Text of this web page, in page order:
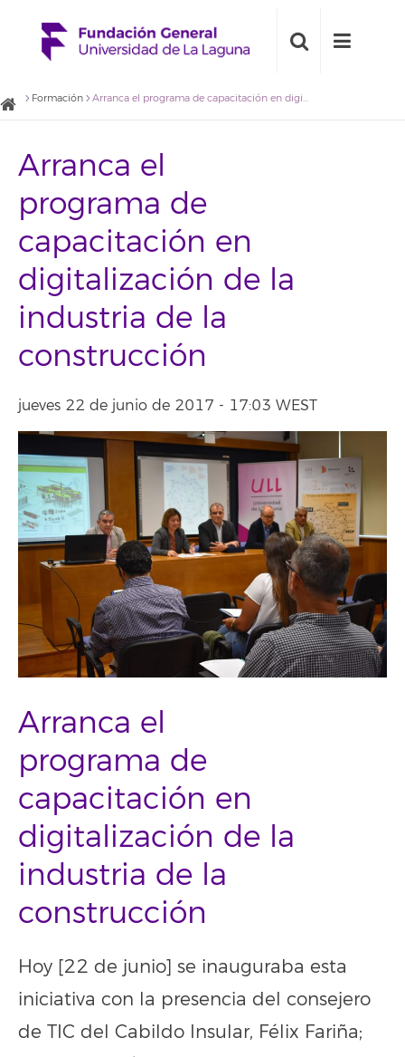
Formación Arranca el programa de capacitación en digitalización de la industria de la construcción
Arranca el
programa de
capacitación en
digitalización de la
industria de la
construcción
jueves 22 de junio de 2017 - 17:03 WEST
Arranca el
programa de
capacitación en
digitalización de la
industria de la
construcción
Hoy [22 de junio] se inauguraba esta
iniciativa con la presencia del consejero
de TIC del Cabildo Insular, Félix Fariña;